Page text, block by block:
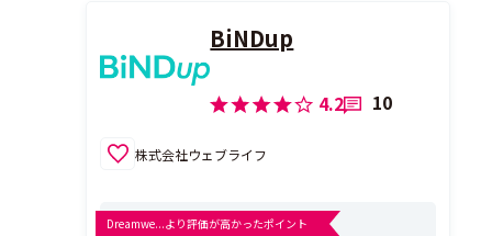
BiNDup
4.2 10
株式会社ウェブライフ
Dreamwe...より評価が高かったポイント